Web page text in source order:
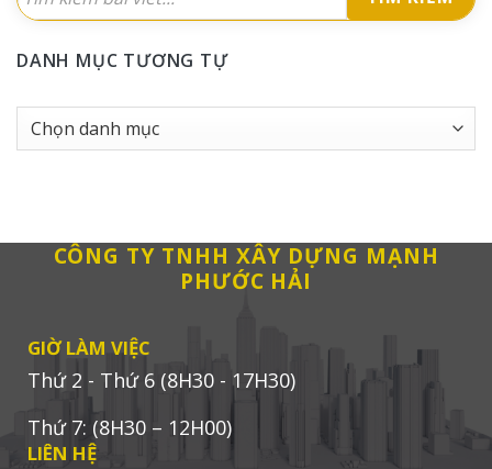
DANH MỤC TƯƠNG TỰ
Danh
CÔNG TY TNHH XÂY DỰNG MẠNH
PHƯỚC HẢI
GIỜ LÀM VIỆC
Thứ 2 - Thứ 6 (8H30 - 17H30)
Thứ 7: (8H30 – 12H00)
LIÊN HỆ